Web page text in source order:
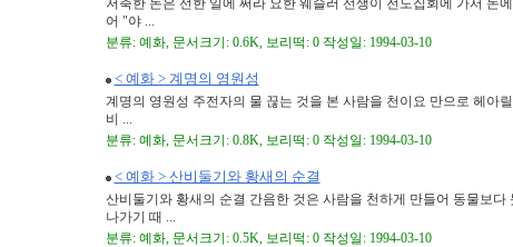
저축한 돈은 선한 일에 써라 요한 웨슬러 선생이 전도집회에 가서 돈
어 "야 ...
분류: 예화, 문서크기: 0.6K, 보리떡: 0 작성일: 1994-03-10
< 예화 > 계명의 영원성
계명의 영원성 주전자의 물 끊는 것을 본 사람을 천이요 만으로 헤아
비 ...
분류: 예화, 문서크기: 0.8K, 보리떡: 0 작성일: 1994-03-10
< 예화 > 산비둘기와 황새의 순결
산비둘기와 황새의 순결 간음한 것은 사람을 천하게 만들어 동물보
나가기 때 ...
분류: 예화, 문서크기: 0.5K, 보리떡: 0 작성일: 1994-03-10